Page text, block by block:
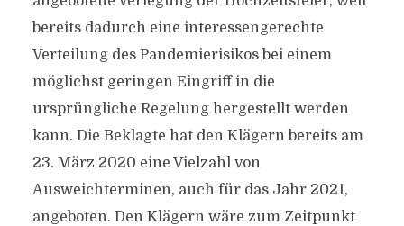
bereits dadurch eine interessengerechte
Verteilung des Pandemierisikos bei einem
möglichst geringen Eingriff in die
ursprüngliche Regelung hergestellt werden
kann. Die Beklagte hat den Klägern bereits am
23. März 2020 eine Vielzahl von
Ausweichterminen, auch für das Jahr 2021,
angeboten. Den Klägern wäre zum Zeitpunkt